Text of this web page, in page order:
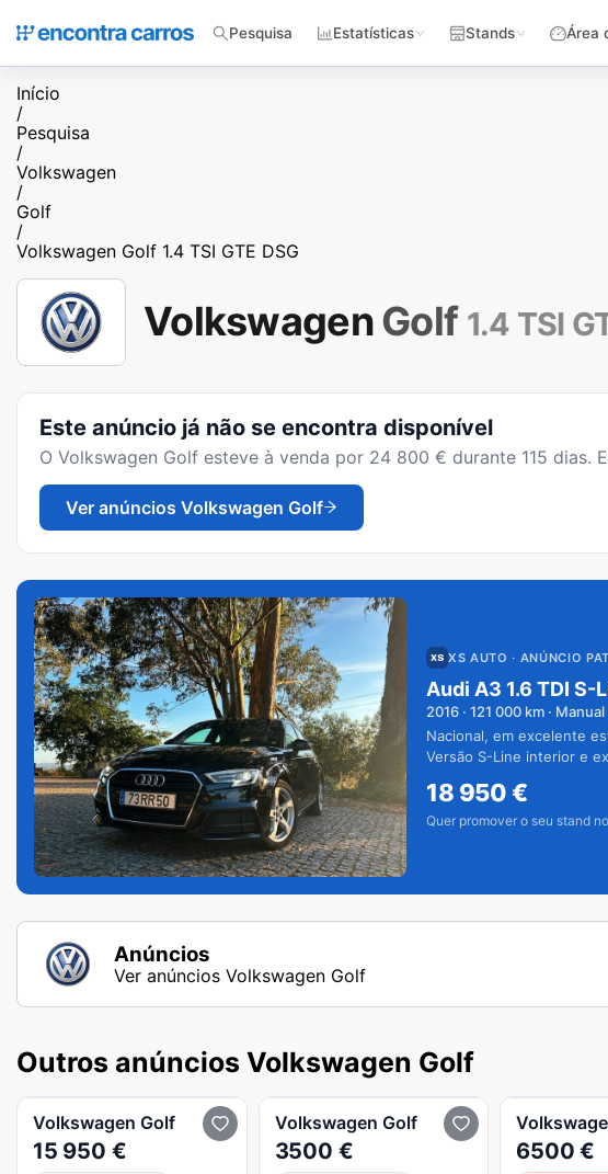
Pesquisa Estatísticas Stands Área
Início
/
Pesquisa
/
Volkswagen
/
Golf
/
Volkswagen Golf 1.4 TSI GTE DSG
VolkswagenGolf 1.4 TSI
Este anúncio já não se encontra disponível
O Volkswagen Golf esteve à venda por 24 800 € durante 115 dias.
Ver anúncios Volkswagen Golf
XS AUTO · ANÚNCIO
Audi A3 1.6 TDI S-
2016 · 121 000 km · Manual
Nacional, em excelente
Versão S-Line interior e
18 950€
Quer promover o seu stand
Anúncios
Ver anúncios Volkswagen Golf
Outros anúncios Volkswagen Golf
Volkswagen Golf
15 950 €
Volkswagen Golf
3500 € 6500 €